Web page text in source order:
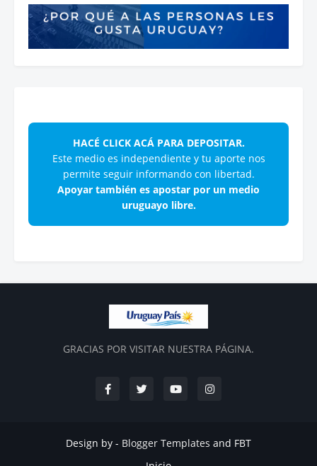
HACÉ CLICK ACÁ PARA DEPOSITAR.
Este medio es independiente y tu aporte nos
permite seguir informando con libertad.
Apoyar también es apostar por un medio
uruguayo libre.
GRACIAS POR VISITAR NUESTRA PÁGINA.
Design by - Blogger Templates and FBT